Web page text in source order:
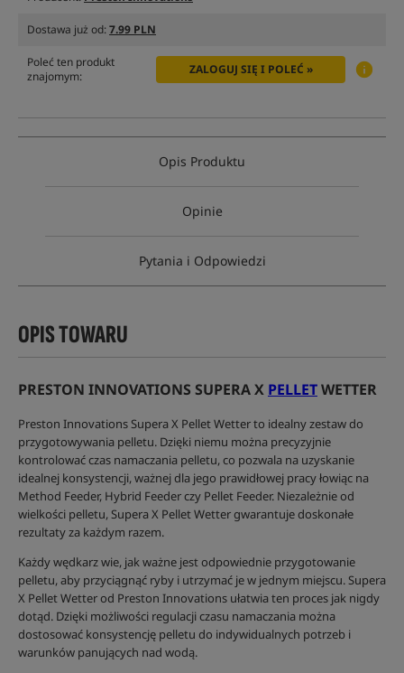
Dostawa już od:7.99 PLN
Poleć ten produkt
znajomym:
ZALOGUJ SIĘ I POLEĆ »
Opis Produktu
Opinie
Pytania i Odpowiedzi
OPIS TOWARU
PRESTON INNOVATIONS SUPERA X PELLETWETTER
Preston Innovations Supera X Pellet Wetter to idealny zestaw do
przygotowywania pelletu. Dzięki niemu można precyzyjnie
kontrolować czas namaczania pelletu, co pozwala na uzyskanie
idealnej konsystencji, ważnej dla jego prawidłowej pracy łowiąc na
Method Feeder, Hybrid Feeder czy Pellet Feeder. Niezależnie od
wielkości pelletu, Supera X Pellet Wetter gwarantuje doskonałe
rezultaty za każdym razem.
Każdy wędkarz wie, jak ważne jest odpowiednie przygotowanie
pelletu, aby przyciągnąć ryby i utrzymać je w jednym miejscu. Supera
X Pellet Wetter od Preston Innovations ułatwia ten proces jak nigdy
dotąd. Dzięki możliwości regulacji czasu namaczania można
dostosować konsystencję pelletu do indywidualnych potrzeb i
warunków panujących nad wodą.